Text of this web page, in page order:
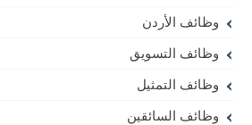
وظائف الأردن
وظائف التسويق
وظائف التمثيل
وظائف السائقين